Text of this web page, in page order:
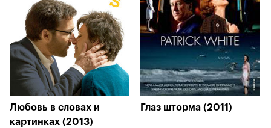
Любовь в словах и
картинках (2013)
Глаз шторма (2011)